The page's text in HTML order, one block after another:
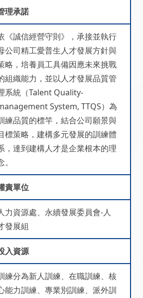
理承諾
《誠信經營守則》，承接並執行
公司精工愛普生人才發展方針與
略，培養員工具備因應未來挑戰
組織能力，並以人才發展品質管
系統（Talent Quality-
System, TTQS）為
練品質的標竿，結合公司願景與
標策略，建構多元發展的訓練體
，達到建構人才是企業根本的理
。
責單位
力資源處、永續發展委員會-人
發展組
入資源
練分為新人訓練、在職訓練、核
能力訓練、專業別訓練、派外訓